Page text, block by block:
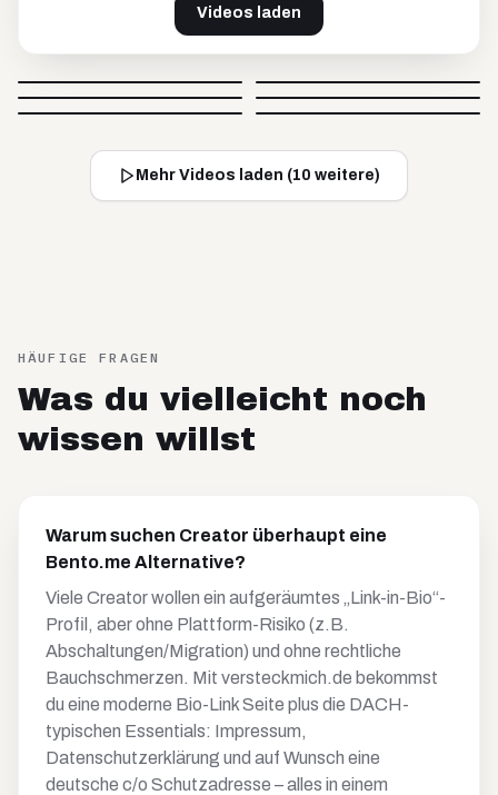
Videos laden
Video blockiert Video blockiert
Video blockiert Video blockiert
Mehr Videos laden (10 weitere)
HÄUFIGE FRAGEN
Was du vielleicht noch
wissen willst
Warum suchen Creator überhaupt eine
Bento.me Alternative?
Viele Creator wollen ein aufgeräumtes „Link-in-Bio“-
Profil, aber ohne Plattform-Risiko (z.B.
Abschaltungen/Migration) und ohne rechtliche
Bauchschmerzen. Mit versteckmich.de bekommst
du eine moderne Bio-Link Seite plus die DACH-
typischen Essentials: Impressum,
Datenschutzerklärung und auf Wunsch eine
deutsche c/o Schutzadresse – alles in einem